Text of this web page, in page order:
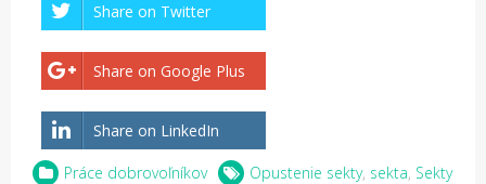
Share on Twitter
Share on Google Plus
Share on LinkedIn
Práce dobrovoľníkov Opustenie sekty, sekta, Sekty